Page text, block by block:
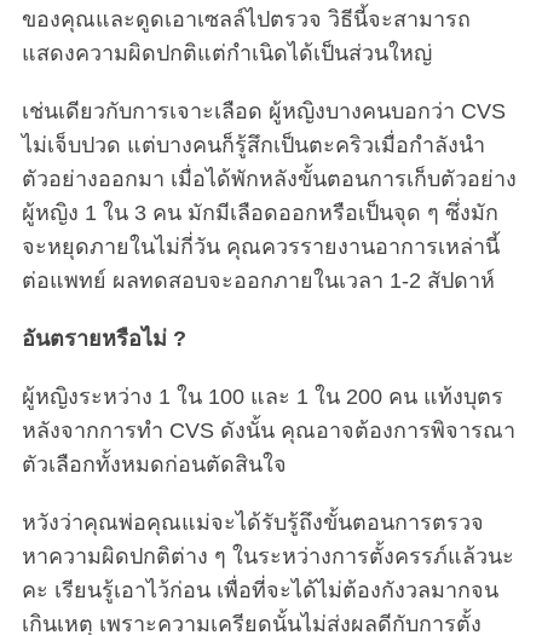
ของคุณและดูดเอาเซลล์ไปตรวจ วิธีนี้จะสามารถ
แสดงความผิดปกติแต่กำเนิดได้เป็นส่วนใหญ่
เช่นเดียวกับการเจาะเลือด ผู้หญิงบางคนบอกว่า CVS
ไม่เจ็บปวด แต่บางคนก็รู้สึกเป็นตะคริวเมื่อกำลังนำ
ตัวอย่างออกมา เมื่อได้พักหลังขั้นตอนการเก็บตัวอย่าง
ผู้หญิง 1 ใน 3 คน มักมีเลือดออกหรือเป็นจุด ๆ ซึ่งมัก
จะหยุดภายในไม่กี่วัน คุณควรรายงานอาการเหล่านี้
ต่อแพทย์ ผลทดสอบจะออกภายในเวลา 1-2 สัปดาห์
อันตรายหรือไม่ ?
ผู้หญิงระหว่าง 1 ใน 100 และ 1 ใน 200 คน แท้งบุตร
หลังจากการทำ CVS ดังนั้น คุณอาจต้องการพิจารณา
ตัวเลือกทั้งหมดก่อนตัดสินใจ
หวังว่าคุณพ่อคุณแม่จะได้รับรู้ถึงขั้นตอนการตรวจ
หาความผิดปกติต่าง ๆ ในระหว่างการตั้งครรภ์แล้วนะ
คะ เรียนรู้เอาไว้ก่อน เพื่อที่จะได้ไม่ต้องกังวลมากจน
เกินเหตุ เพราะความเครียดนั้นไม่ส่งผลดีกับการตั้ง